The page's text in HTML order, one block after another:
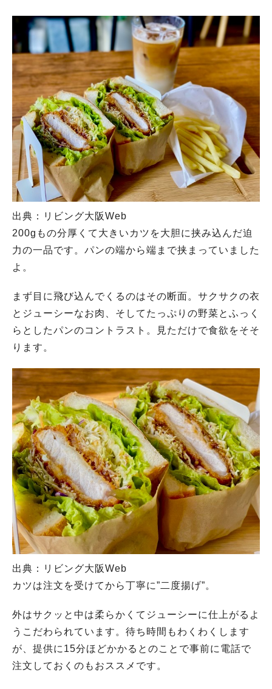
出典：リビング大阪Web
200gもの分厚くて大きいカツを大胆に挟み込んだ迫
力の一品です。パンの端から端まで挟まっていました
よ。
まず目に飛び込んでくるのはその断面。サクサクの衣
とジューシーなお肉、そしてたっぷりの野菜とふっく
らとしたパンのコントラスト。見ただけで食欲をそそ
ります。
出典：リビング大阪Web
カツは注文を受けてから丁寧に”二度揚げ”。
外はサクッと中は柔らかくてジューシーに仕上がるよ
うこだわられています。待ち時間もわくわくします
が、提供に15分ほどかかるとのことで事前に電話で
注文しておくのもおススメです。